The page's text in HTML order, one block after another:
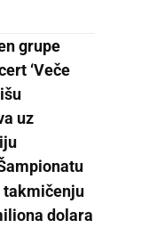
grupe
‘Veče
uz
takmičenju
dolara